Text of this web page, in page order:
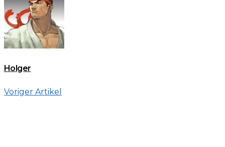
Holger
Voriger Artikel